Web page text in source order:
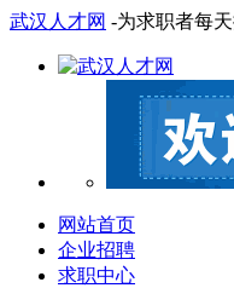
武汉人才网 -为求职者每
网站首页
企业招聘
求职中心